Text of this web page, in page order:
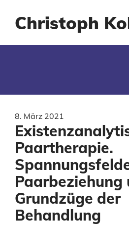
Christoph
8. März 2021
Paartherapie.
Paarbeziehung
Grundzüge der
Behandlung